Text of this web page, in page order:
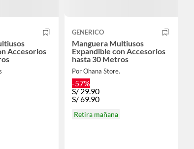
Accesorios
GENERICO
Manguera Multiusos
Expandible con Accesorios
hasta 30 Metros
Por Ohana Store.
-57%
S/29.90
S/69.90
Retira mañana